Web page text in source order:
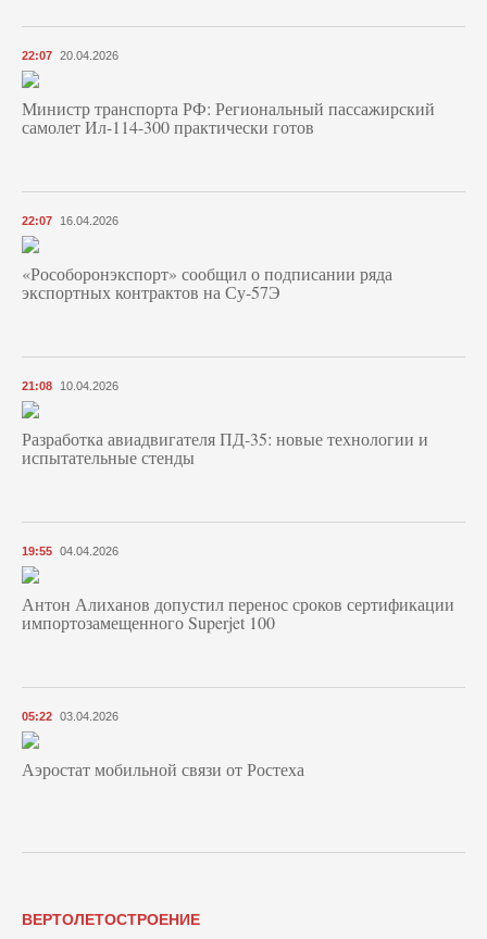
22:07 20.04.2026
Министр транспорта РФ: Региональный пассажирский
самолет Ил-114-300 практически готов
22:07 16.04.2026
«Рособоронэкспорт» сообщил о подписании ряда
экспортных контрактов на Су-57Э
21:08 10.04.2026
Разработка авиадвигателя ПД-35: новые технологии и
испытательные стенды
19:55 04.04.2026
Антон Алиханов допустил перенос сроков сертификации
импортозамещенного Superjet 100
05:22 03.04.2026
Аэростат мобильной связи от Ростеха
ВЕРТОЛЕТОСТРОЕНИЕ